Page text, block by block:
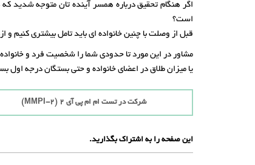
اگر هنگام تحقیق درباره همسر آینده تان متوجه شدید که
است؟
قبل از وصلت با چنین خانواده ای باید تامل بیشتری کنیم و
مشاور در این مورد تا حدودی شما را شخصیت فرد و
یا میزان طلاق در اعضای خانواده و حتی بستگان درجه
شرکت در تست ام ام پی آی 2 (MMPI-2)
این صفحه را به اشتراک بگذارید.